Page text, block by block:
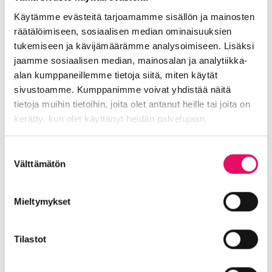
Käytämme evästeitä tarjoamamme sisällön ja mainosten
räätälöimiseen, sosiaalisen median ominaisuuksien
tukemiseen ja kävijämäärämme analysoimiseen. Lisäksi
jaamme sosiaalisen median, mainosalan ja analytiikka-
alan kumppaneillemme tietoja siitä, miten käytät
sivustoamme. Kumppanimme voivat yhdistää näitä
tietoja muihin tietoihin, joita olet antanut heille tai joita on
kerätty, kun olet käyttänyt heidän palvelujaan.
valinta
Välttämätön
Mieltymykset
Tilastot
kiinnostavan viestinnän käsikirja (Alma Talent
2018).
www.ratkaisutoimisto.com
Kiinnostuitko? Tilaa tallenne itsellesi
meilaamalla
johanna.rintamaki@intoseinajoki.fi
Inton seuraava vastuullisuuteen liittyvä
vastuusta